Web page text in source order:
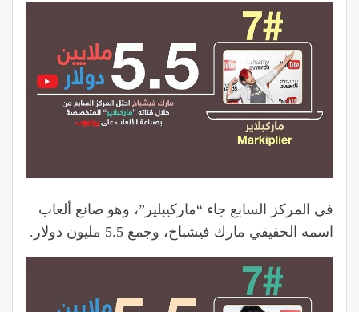
في المركز السابع جاء “ماركيبلير”، وهو صانع ألعاب
اسمه الحقيقي مارك فيشباخ، وجمع 5.5 مليون دولار.